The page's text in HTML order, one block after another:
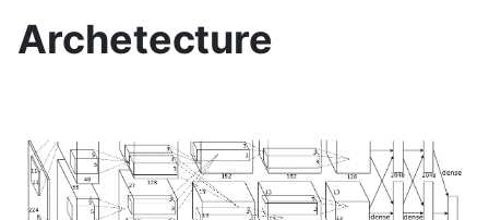
Archetecture